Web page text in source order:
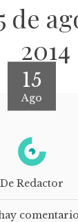
de
2014
15
Ago
De Redactor